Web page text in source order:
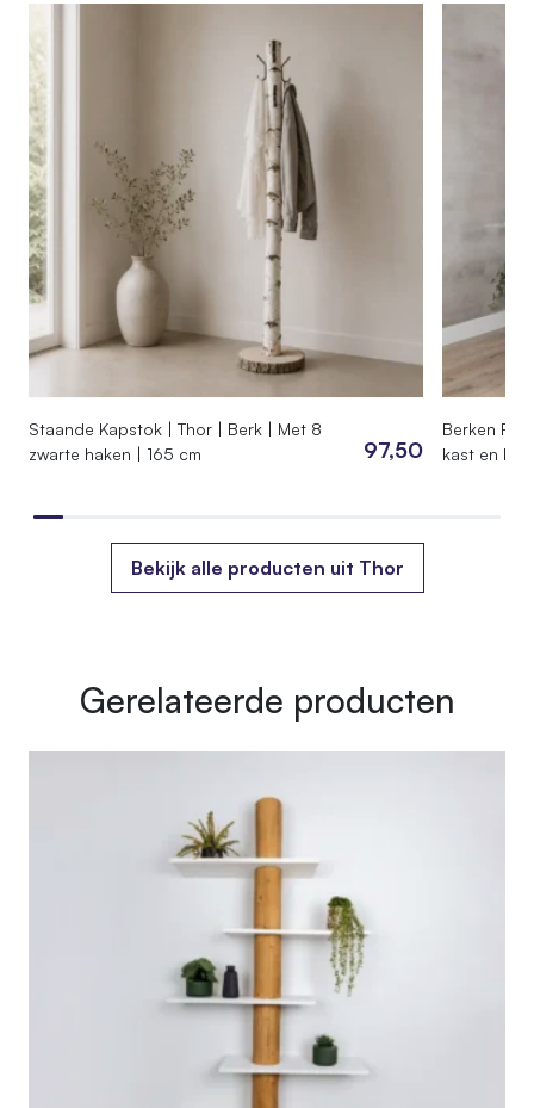
7442954985904
Afmetingen
90 × 24 × 165 cm
Staande Kapstok | Thor | Berk | Met 8
zwarte haken | 165 cm
97,50
Berken
kast en
Bekijk alle producten uit Thor
Gerelateerde producten